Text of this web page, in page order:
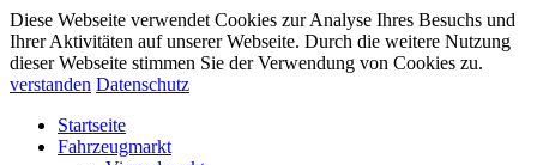
Diese Webseite verwendet Cookies zur Analyse Ihres Besuchs und
Ihrer Aktivitäten auf unserer Webseite. Durch die weitere Nutzung
dieser Webseite stimmen Sie der Verwendung von Cookies zu.
verstanden Datenschutz
Startseite
Fahrzeugmarkt